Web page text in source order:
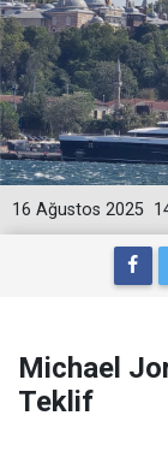
16 Ağustos 2025
Michael
Teklif